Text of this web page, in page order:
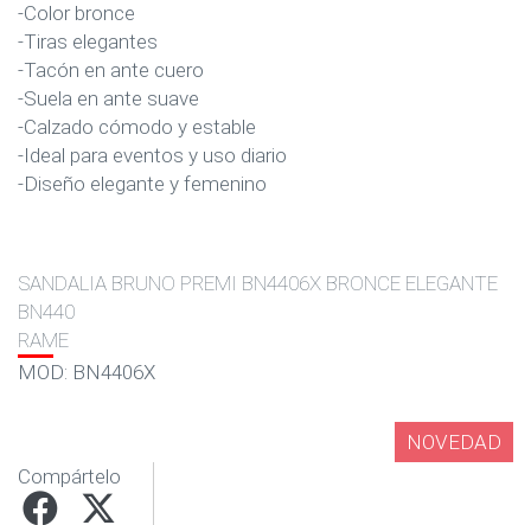
-Color bronce
-Tiras elegantes
-Tacón en ante cuero
-Suela en ante suave
-Calzado cómodo y estable
-Ideal para eventos y uso diario
-Diseño elegante y femenino
SANDALIA BRUNO PREMI BN4406X BRONCE ELEGANTE
BN440
RAME
MOD: BN4406X
NOVEDAD
Compártelo